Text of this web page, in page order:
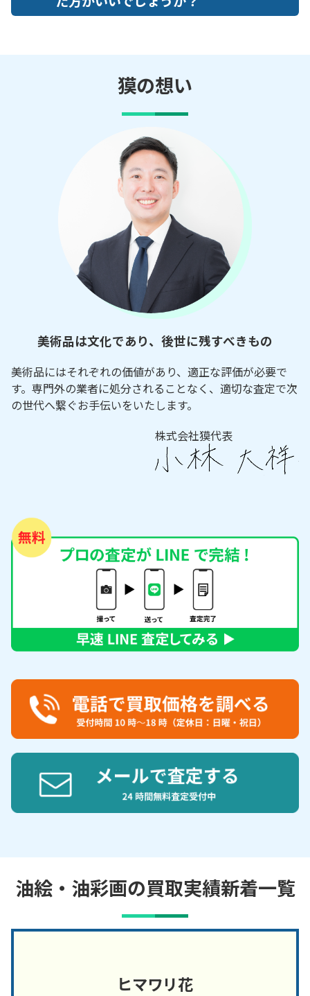
獏の想い
美術品は文化であり、後世に残すべきもの
美術品にはそれぞれの価値があり、適正な評価が必要で
す。専門外の業者に処分されることなく、適切な査定で次
の世代へ繋ぐお手伝いをいたします。
株式会社獏代表
油絵・油彩画の買取実績新着一覧
ヒマワリ花